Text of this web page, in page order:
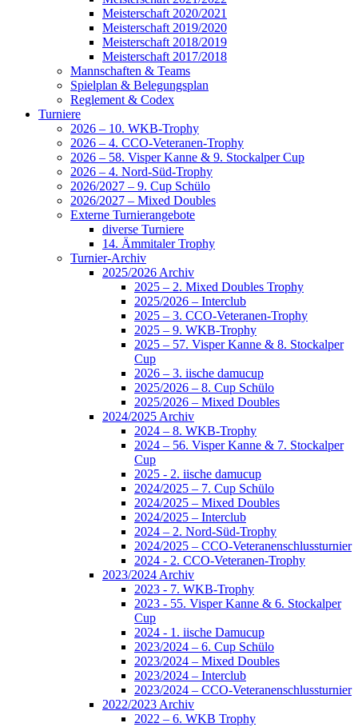
Meisterschaft 2020/2021
Meisterschaft 2019/2020
Meisterschaft 2018/2019
Meisterschaft 2017/2018
Mannschaften & Teams
Spielplan & Belegungsplan
Reglement & Codex
Turniere
2026 – 10. WKB-Trophy
2026 – 4. CCO-Veteranen-Trophy
2026 – 58. Visper Kanne & 9. Stockalper Cup
2026 – 4. Nord-Süd-Trophy
2026/2027 – 9. Cup Schülo
2026/2027 – Mixed Doubles
Externe Turnierangebote
diverse Turniere
14. Ämmitaler Trophy
Turnier-Archiv
2025/2026 Archiv
2025 – 2. Mixed Doubles Trophy
2025/2026 – Interclub
2025 – 3. CCO-Veteranen-Trophy
2025 – 9. WKB-Trophy
2025 – 57. Visper Kanne & 8. Stockalper
Cup
2026 – 3. iische damucup
2025/2026 – 8. Cup Schülo
2025/2026 – Mixed Doubles
2024/2025 Archiv
2024 – 8. WKB-Trophy
2024 – 56. Visper Kanne & 7. Stockalper
Cup
2025 - 2. iische damucup
2024/2025 – 7. Cup Schülo
2024/2025 – Mixed Doubles
2024/2025 – Interclub
2024 – 2. Nord-Süd-Trophy
2024/2025 – CCO-Veteranenschlussturnier
2024 - 2. CCO-Veteranen-Trophy
2023/2024 Archiv
2023 - 7. WKB-Trophy
2023 - 55. Visper Kanne & 6. Stockalper
Cup
2024 - 1. iische Damucup
2023/2024 – 6. Cup Schülo
2023/2024 – Mixed Doubles
2023/2024 – Interclub
2023/2024 – CCO-Veteranenschlussturnier
2022/2023 Archiv
2022 – 6. WKB Trophy